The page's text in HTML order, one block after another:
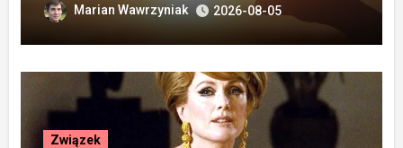
Marian Wawrzyniak 2026-08-05
Związek